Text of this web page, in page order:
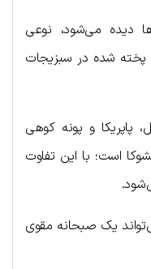
دیده می‌شود، نوعی
پخته شده در سبزیجات
پاپریکا و پونه کوهی
است؛ با این تفاوت
یک صبحانه مقوی